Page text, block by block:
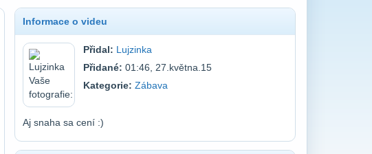
Informace o videu
Přidal: Lujzinka
Přidané: 01:46, 27.května.15
Kategorie: Zábava
Aj snaha sa cení :)